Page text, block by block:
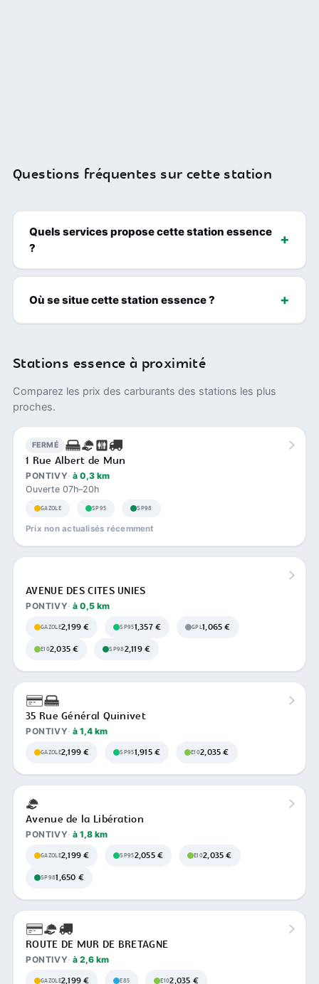
Questions fréquentes sur cette station
Quels services propose cette station essence
?
Où se situe cette station essence ?
Stations essence à proximité
Comparez les prix des carburants des stations les plus
proches.
FERMÉ
1 Rue Albert de Mun
PONTIVY à 0,3 km
Ouverte 07h–20h
GAZOLE SP95 SP98
Prix non actualisés récemment
AVENUE DES CITES UNIES
PONTIVY à 0,5 km
GAZOLE2,199 € SP951,357 € GPL1,065 €
E102,035 € SP982,119 €
35 Rue Général Quinivet
PONTIVY à 1,4 km
GAZOLE2,199 € SP951,915 € E102,035 €
Avenue de la Libération
PONTIVY à 1,8 km
GAZOLE2,199 € SP952,055 € E102,035 €
SP981,650 €
ROUTE DE MUR DE BRETAGNE
PONTIVY à 2,6 km
GAZOLE2,199 € E85 E102,035 €